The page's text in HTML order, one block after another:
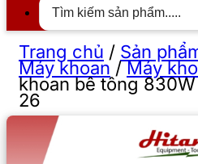
Trang chủ / Sản
Máy khoan/Máy
khoan bê tông
26